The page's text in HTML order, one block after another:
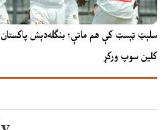
سلېټ ټېسټ کې هم ماتې؛ بنګله‌دېش
کلین سوپ ورکړ